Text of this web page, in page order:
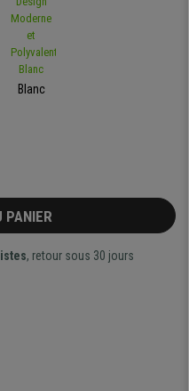
Blanc
PANIER
, retour sous 30 jours